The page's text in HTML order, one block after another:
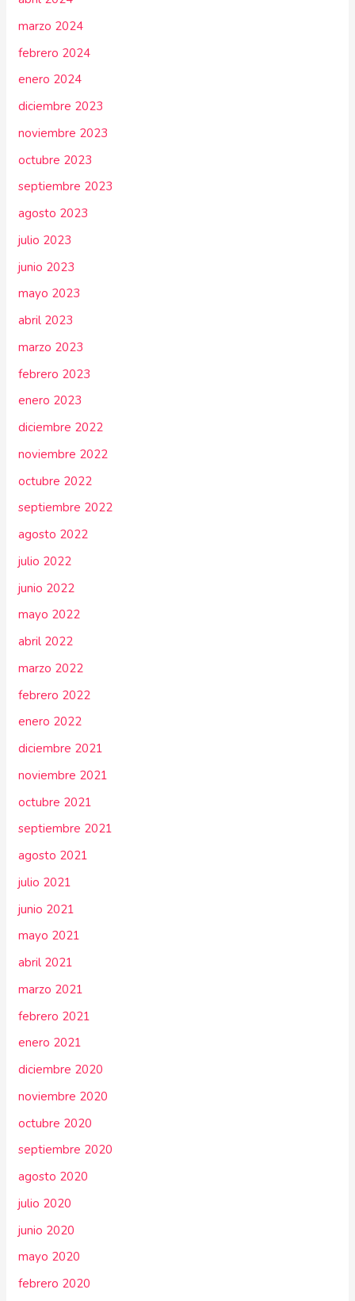
marzo 2024
febrero 2024
enero 2024
diciembre 2023
noviembre 2023
octubre 2023
septiembre 2023
agosto 2023
julio 2023
junio 2023
mayo 2023
abril 2023
marzo 2023
febrero 2023
enero 2023
diciembre 2022
noviembre 2022
octubre 2022
septiembre 2022
agosto 2022
julio 2022
junio 2022
mayo 2022
abril 2022
marzo 2022
febrero 2022
enero 2022
diciembre 2021
noviembre 2021
octubre 2021
septiembre 2021
agosto 2021
julio 2021
junio 2021
mayo 2021
abril 2021
marzo 2021
febrero 2021
enero 2021
diciembre 2020
noviembre 2020
octubre 2020
septiembre 2020
agosto 2020
julio 2020
junio 2020
mayo 2020
febrero 2020